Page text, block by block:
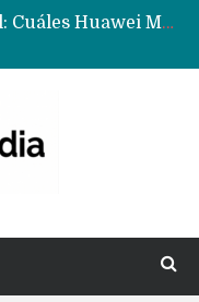
Data Centers de Huawei en Chile, México, Brasil,Perú y Argentina podrían verse afectados por arremetida de EE.UU